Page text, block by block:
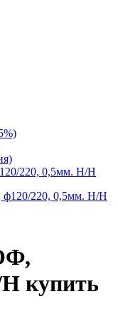
220, 0,5мм. Н/Н
купить